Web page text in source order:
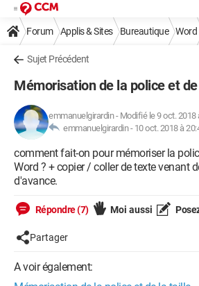
Forum Applis & Sites Bureautique Word
Sujet Précédent
Mémorisation de la police et
emmanuelgirardin- Modifié le 9 oct. 2018
emmanuelgirardin - 10 oct. 2018 à
comment fait-on pour mémoriser la
Word ? + copier / coller de texte venant
d'avance.
Répondre (7) Moi aussi
Partager
A voir également: